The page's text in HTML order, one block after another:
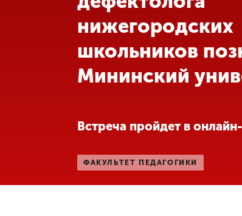
Обучение
деятельности
нижегородских
школьников
Мининский
Встреча пройдет в
ФАКУЛЬТЕТ ПЕДАГОГИКИ